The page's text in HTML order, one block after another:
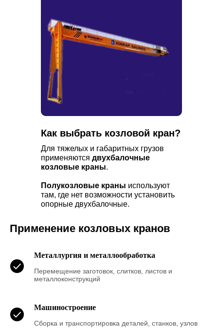
Для тяжелых и габаритных грузов
применяются двухбалочные
козловые краны.
Полукозловые краны используют
там, где нет возможности установить
опорные двухбалочные.
Как выбрать козловой кран?
Применение козловых кранов
Металлургия и металлообработка
Перемещение заготовок, слитков, листов и
металлоконструкций
Машиностроение
Сборка и транспортировка деталей, станков, узлов